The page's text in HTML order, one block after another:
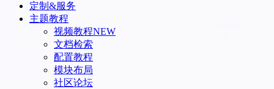
定制&服务
主题教程
视频教程NEW
文档检索
配置教程
模块布局
社区论坛